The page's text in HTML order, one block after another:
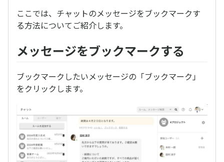
ここでは、チャットのメッセージをブックマークす
る方法についてご紹介します。
メッセージをブックマークする
ブックマークしたいメッセージの「ブックマーク」
をクリックします。